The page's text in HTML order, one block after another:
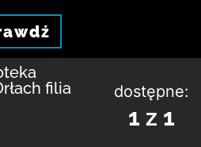
filia
dostępne:
1 z 1